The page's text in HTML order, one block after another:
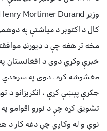
کال د اکتوبر د مياشتې په
مخه تر هغه چې د ډيورنډ
خبرې وکړي دوی د افغانستان
مغشوشه کړه ، دوی په سرحدي
جګړې پېښې کړې ، انګريزانو د
تشويق کړه چې د نورو اقوامو
نوې واله وکاږي چې دغه کار د